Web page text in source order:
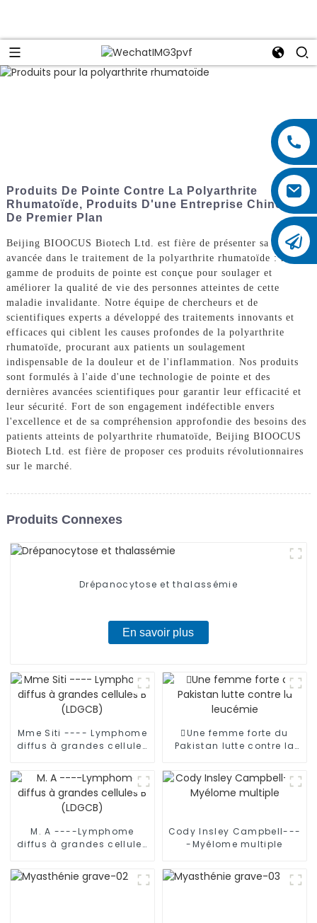
Produits De Pointe Contre La Polyarthrite
Rhumatoïde, Produits D'une Entreprise Chinoise
De Premier Plan
Beijing BIOOCUS Biotech Ltd. est fière de présenter sa dernière
avancée dans le traitement de la polyarthrite rhumatoïde : notre
gamme de produits de pointe est conçue pour soulager et
améliorer la qualité de vie des personnes atteintes de cette
maladie invalidante. Notre équipe de chercheurs et de
scientifiques experts a développé des traitements innovants et
efficaces qui ciblent les causes profondes de la polyarthrite
rhumatoïde, procurant aux patients un soulagement
indispensable de la douleur et de l'inflammation. Nos produits
sont formulés à l'aide d'une technologie de pointe et des
dernières avancées scientifiques pour garantir leur efficacité et
leur sécurité. Fort de son engagement indéfectible envers
l'excellence et de sa compréhension approfondie des besoins des
patients atteints de polyarthrite rhumatoïde, Beijing BIOOCUS
Biotech Ltd. est fière de proposer ces produits révolutionnaires
sur le marché.
Produits Connexes
Drépanocytose et thalassémie
En savoir plus
Mme Siti ---- Lymphome
diffus à grandes cellules
Une femme forte du
Pakistan lutte contre la
M. A ----Lymphome
diffus à grandes cellules
Cody Insley Campbell---
-Myélome multiple